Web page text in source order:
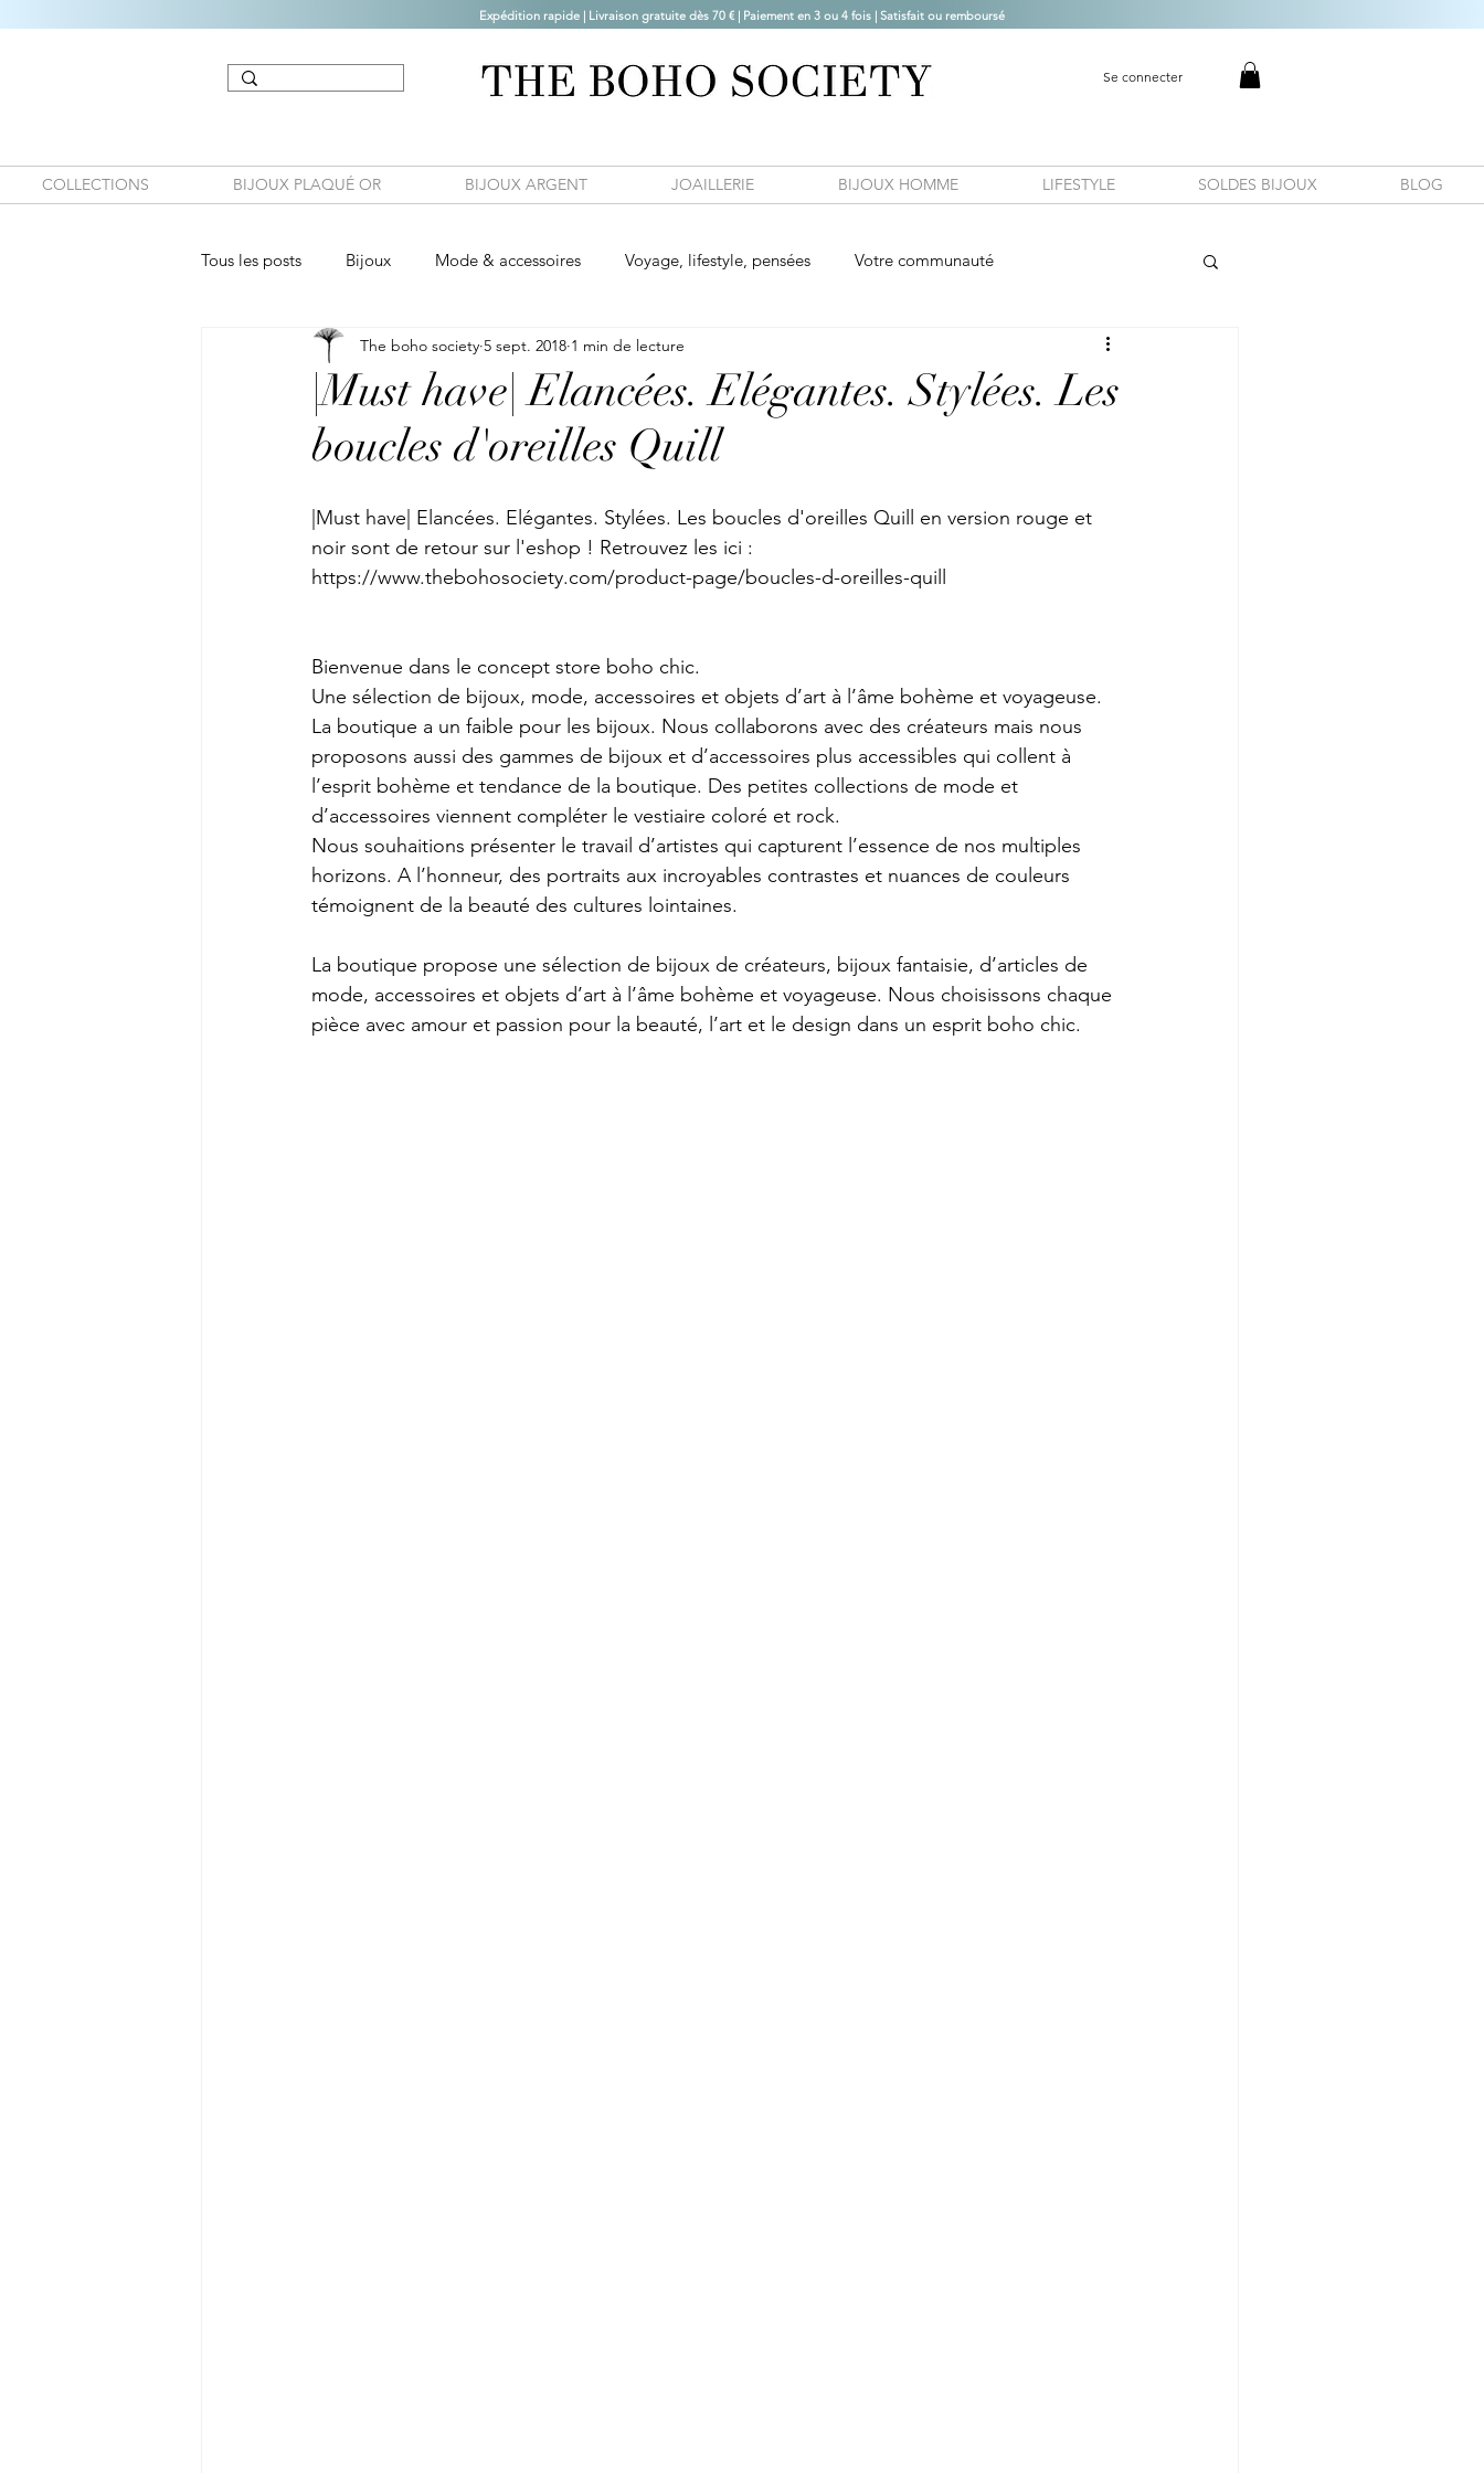
Expédition rapide | Livraison gratuite dès 70 € | Paiement en 3 ou 4 fois | Satisfait ou remboursé
Se connecter
COLLECTIONS BIJOUX PLAQUÉ OR BIJOUX ARGENT JOAILLERIE BIJOUX HOMME LIFESTYLE SOLDES BIJOUX BLOG
Tous les posts Bijoux Mode & accessoires Voyage, lifestyle, pensées Votre communauté
|Must have| Elancées. Elégantes. Stylées. Les
boucles d'oreilles Quill
The boho society 5 sept. 2018 1 min de lecture
|Must have| Elancées. Elégantes. Stylées. Les boucles d'oreilles Quill en version rouge et
noir sont de retour sur l'eshop ! Retrouvez les ici :
https://www.thebohosociety.com/product-page/boucles-d-oreilles-quill
Bienvenue dans le concept store boho chic.
Une sélection de bijoux, mode, accessoires et objets d’art à l’âme bohème et voyageuse.
La boutique a un faible pour les bijoux. Nous collaborons avec des créateurs mais nous
proposons aussi des gammes de bijoux et d’accessoires plus accessibles qui collent à
l’esprit bohème et tendance de la boutique. Des petites collections de mode et
d’accessoires viennent compléter le vestiaire coloré et rock.
Nous souhaitions présenter le travail d’artistes qui capturent l’essence de nos multiples
horizons. A l’honneur, des portraits aux incroyables contrastes et nuances de couleurs
témoignent de la beauté des cultures lointaines.
La boutique propose une sélection de bijoux de créateurs, bijoux fantaisie, d’articles de
mode, accessoires et objets d’art à l’âme bohème et voyageuse. Nous choisissons chaque
pièce avec amour et passion pour la beauté, l’art et le design dans un esprit boho chic.